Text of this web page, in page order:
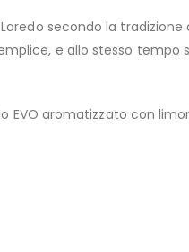
secondo la tradizione
e allo stesso tempo
aromatizzato con